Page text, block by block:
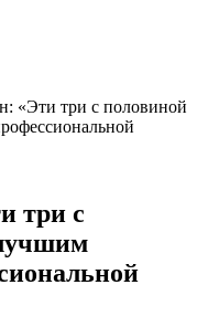
«Эти три с половиной
три с